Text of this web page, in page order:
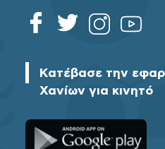
Κατέβασε την
Χανίων για κινητό